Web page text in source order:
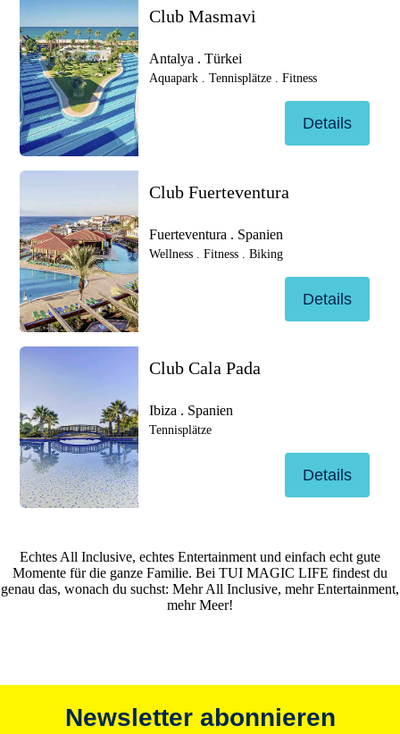
Club Masmavi
Antalya . Türkei
Aquapark . Tennisplätze . Fitness
Details
Club Fuerteventura
Fuerteventura . Spanien
Wellness . Fitness . Biking
Details
Club Cala Pada
Ibiza . Spanien
Tennisplätze
Details
Echtes All Inclusive, echtes Entertainment und einfach echt gute
Momente für die ganze Familie. Bei TUI MAGIC LIFE findest du
genau das, wonach du suchst: Mehr All Inclusive, mehr Entertainment,
mehr Meer!
Newsletter abonnieren